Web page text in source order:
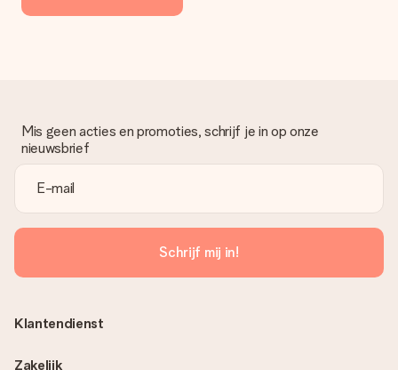
Mis geen acties en promoties, schrijf je in op onze
nieuwsbrief
Schrijf mij in!
Klantendienst
Zakelijk